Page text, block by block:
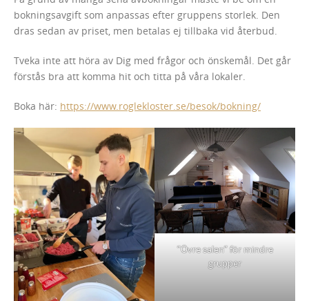
bokningsavgift som anpassas efter gruppens storlek. Den
dras sedan av priset, men betalas ej tillbaka vid återbud.
Tveka inte att höra av Dig med frågor och önskemål. Det går
förstås bra att komma hit och titta på våra lokaler.
Boka här: https://www.roglekloster.se/besok/bokning/
”Övre salen” för mindre
grupper